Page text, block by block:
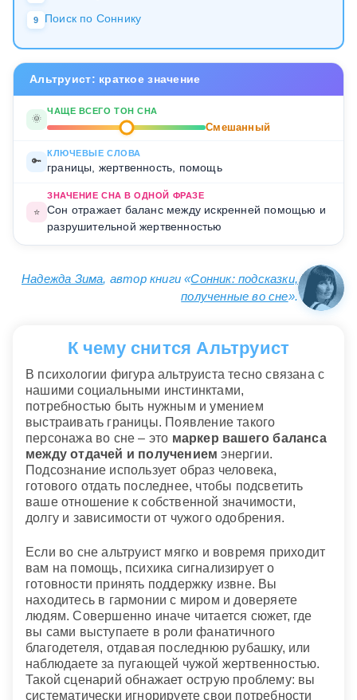
9 Поиск по Соннику
Альтруист: краткое значение
🌞
ЧАЩЕ ВСЕГО ТОН СНА
Смешанный
🔑
КЛЮЧЕВЫЕ СЛОВА
границы, жертвенность, помощь
⭐
ЗНАЧЕНИЕ СНА В ОДНОЙ ФРАЗЕ
Сон отражает баланс между искренней помощью и
разрушительной жертвенностью
Надежда Зима, автор книги «Сонник: подсказки,
полученные во сне».
К чему снится Альтруист
В психологии фигура альтруиста тесно связана с
нашими социальными инстинктами,
потребностью быть нужным и умением
выстраивать границы. Появление такого
персонажа во сне – это маркер вашего баланса
между отдачей и получением энергии.
Подсознание использует образ человека,
готового отдать последнее, чтобы подсветить
ваше отношение к собственной значимости,
долгу и зависимости от чужого одобрения.
Если во сне альтруист мягко и вовремя приходит
вам на помощь, психика сигнализирует о
готовности принять поддержку извне. Вы
находитесь в гармонии с миром и доверяете
людям. Совершенно иначе читается сюжет, где
вы сами выступаете в роли фанатичного
благодетеля, отдавая последнюю рубашку, или
наблюдаете за пугающей чужой жертвенностью.
Такой сценарий обнажает острую проблему: вы
систематически игнорируете свои потребности